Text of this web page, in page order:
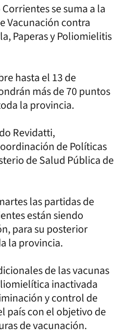
se suma a la
Vacunación contra
Paperas y Poliomielitis
hasta el 13 de
más de 70 puntos
la provincia.
Revidatti,
de Políticas
de Salud Pública de
las partidas de
están siendo
para su posterior
la provincia.
de las vacunas
inactivada
y control de
país con el objetivo de
de vacunación.